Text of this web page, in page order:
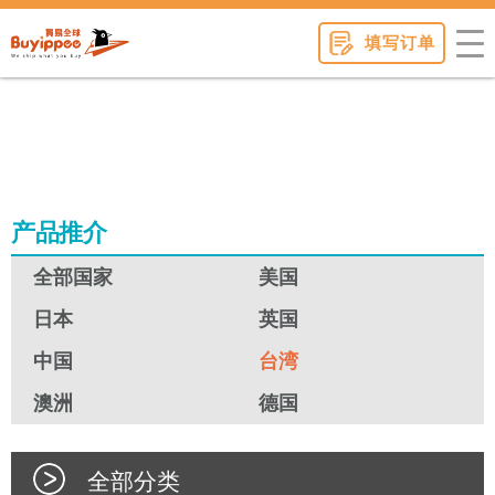
填写订单
产品推介
全部国家
美国
日本
英国
中国
台湾
澳洲
德国
全部分类